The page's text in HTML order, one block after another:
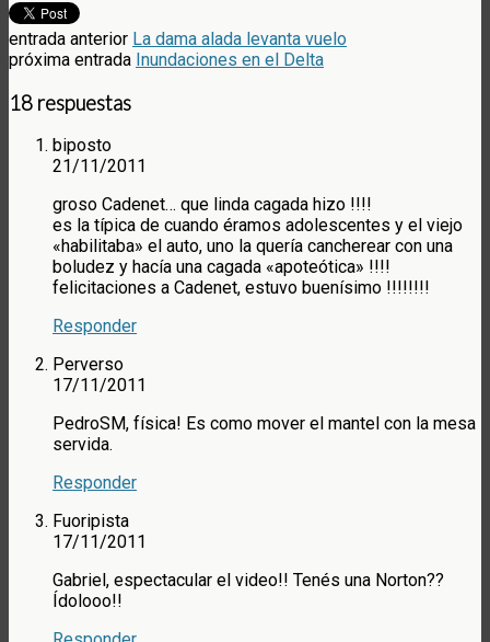
entrada anterior La dama alada levanta vuelo
próxima entrada Inundaciones en el Delta
18 respuestas
biposto
21/11/2011
groso Cadenet… que linda cagada hizo !!!!
es la típica de cuando éramos adolescentes y el viejo
«habilitaba» el auto, uno la quería cancherear con una
boludez y hacía una cagada «apoteótica» !!!!
felicitaciones a Cadenet, estuvo buenísimo !!!!!!!!
Responder
Perverso
17/11/2011
PedroSM, física! Es como mover el mantel con la mesa
servida.
Responder
Fuoripista
17/11/2011
Gabriel, espectacular el video!! Tenés una Norton??
Ídolooo!!